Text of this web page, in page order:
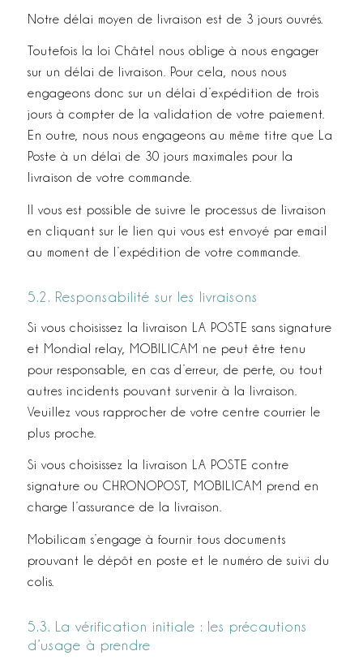
Notre délai moyen de livraison est de 3 jours ouvrés.
Toutefois la loi Châtel nous oblige à nous engager
sur un délai de livraison. Pour cela, nous nous
engageons donc sur un délai d’expédition de trois
jours à compter de la validation de votre paiement.
En outre, nous nous engageons au même titre que La
Poste à un délai de 30 jours maximales pour la
livraison de votre commande.
Il vous est possible de suivre le processus de livraison
en cliquant sur le lien qui vous est envoyé par e­mail
au moment de l’expédition de votre commande.
5.2. Responsabilité sur les livraisons
Si vous choisissez la livraison LA POSTE sans signature
et Mondial relay, MOBILICAM ne peut être tenu
pour responsable, en cas d’erreur, de perte, ou tout
autres incidents pouvant survenir à la livraison.
Veuillez vous rapprocher de votre centre courrier le
plus proche.
Si vous choisissez la livraison LA POSTE contre
signature ou CHRONOPOST, MOBILICAM prend en
charge l’assurance de la livraison.
Mobilicam s’engage à fournir tous documents
prouvant le dépôt en poste et le numéro de suivi du
colis.
5.3. La vérification initiale : les précautions
d’usage à prendre